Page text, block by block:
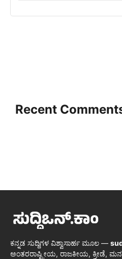
Recent
ಕನ್ನಡ ಸುದ್ದಿಗಳ ವಿಶ್ವಾಸಾರ್ಹ ಮೂಲ —
ಅಂತರರಾಷ್ಟ್ರೀಯ, ರಾಜಕೀಯ, ಕ್ರೀಡೆ,